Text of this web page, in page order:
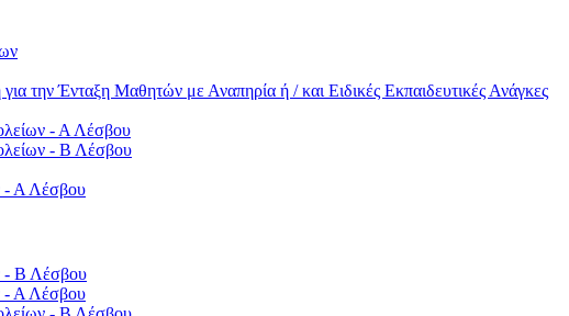
την Ένταξη Μαθητών με Αναπηρία ή / και Eιδικές Εκπαιδευτικές Ανάγκες
- Α Λέσβου
- Β Λέσβου
- Α Λέσβου
- Β Λέσβου
- Α Λέσβου